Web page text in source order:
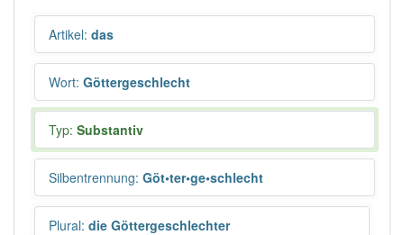
Artikel: das
Wort: Göttergeschlecht
Typ: Substantiv
Silbentrennung: Göt•ter•ge•schlecht
Plural: die Göttergeschlechter